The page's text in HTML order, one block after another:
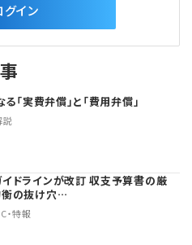
ル
産運用
グイン
る「実費弁償」と「費用弁償」
説
ドラインが改訂 収支予算書の厳
衡の抜け穴…
・特報